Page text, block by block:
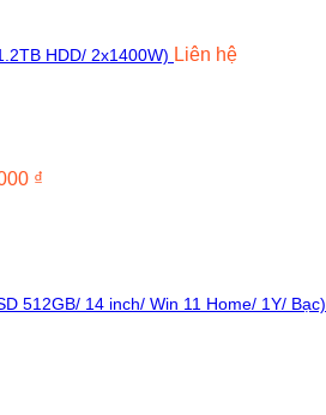
HDD/ 2x1400W) Liên hệ
₫
512GB/ 14 inch/ Win 11 Home/ 1Y/ Bạc)